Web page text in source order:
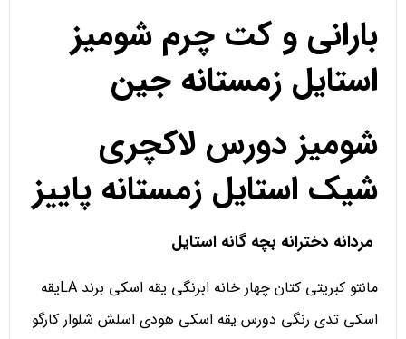
بارانی و کت چرم شومیز
استایل زمستانه جین
شومیز دورس لاکچری
شیک استایل زمستانه پاییز
مردانه دخترانه بچه گانه استایل
مانتو کبریتی کتان چهار خانه ابرنگی یقه اسکی برند LAیقه
اسکی تدی رنگی دورس یقه اسکی هودی اسلش شلوار کارگو